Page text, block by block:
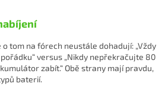
tom na fórech neustále dohadují: „Vždy
versus „Nikdy nepřekračujte 80
zabít.“ Obě strany mají pravdu,
baterií.